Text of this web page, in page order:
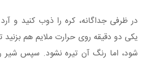
در ظرفی جداگانه، کره را ذوب کنید و آرد
یکی دو دقیقه روی حرارت ملایم هم بزنید
شود، اما رنگ آن تیره نشود. سپس شیر